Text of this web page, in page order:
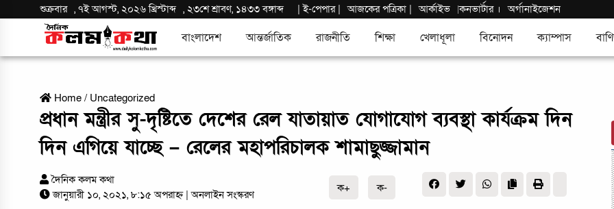
শুক্রবার ,৭ই আগস্ট, ২০২৬ খ্রিস্টাব্দ ,২৩শে শ্রাবণ, ১৪৩৩ বঙ্গাব্দ |ই-পেপার| আজকের পত্রিকা | আর্কাইভ |কনভার্টার । অর্গানাইজেশন
বাংলাদেশ আন্তর্জাতিক রাজনীতি শিক্ষা খেলাধূলা বিনোদন ক্যাম্পাস
Home / Uncategorized
প্রধান মন্ত্রীর সু-দৃষ্টিতে দেশের রেল যাতায়াত যোগাযোগ ব্যবস্থা কার্যক্রম দিন
দিন এগিয়ে যাচ্ছে – রেলের মহাপরিচালক শামাছুজ্জামান
দৈনিক কলম কথা
জানুয়ারী ১০, ২০২১, ৮:১৫ অপরাহ্ন | অনলাইন সংস্করণ
ক+ ক-